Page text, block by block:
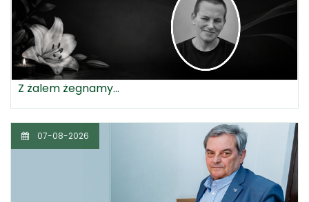
Z żalem żegnamy...
07-08-2026